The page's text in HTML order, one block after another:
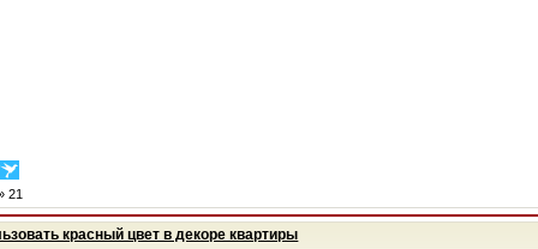
21
красный цвет в декоре квартиры